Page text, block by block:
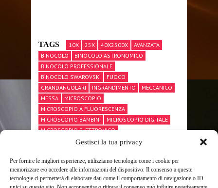
Gestisci la tua privacy
Per fornire le migliori esperienze, utilizziamo tecnologie come i cookie per
memorizzare e/o accedere alle informazioni del dispositivo. Il consenso a queste
tecnologie ci permetterà di elaborare dati come il comportamento di navigazione o ID
TAGS 10X 25X 40X2500X
AVANZATA
BINOCOLO
BINOCOLO ASTRONOMICO
BINOCOLO PROFESSIONALE
BINOCOLO SWAROVSKI
FUOCO
GRANDANGOLARI
INGRANDIMENTO
MECCANICO
MESSA
MICROSCOPIO
MICROSCOPIO A FLUORESCENZA
MICROSCOPIO BAMBINI
MICROSCOPIO DIGITALE
MICROSCOPIO ELETTRONICO
MICROSCOPIO OTTICO
OCULARI
RICERCA
TELESCOPIO
TELESCOPIO CELESTRON
TELESCOPIO NEWTONIANO
TELESCOPIO PROFESSIONALE
TESTA